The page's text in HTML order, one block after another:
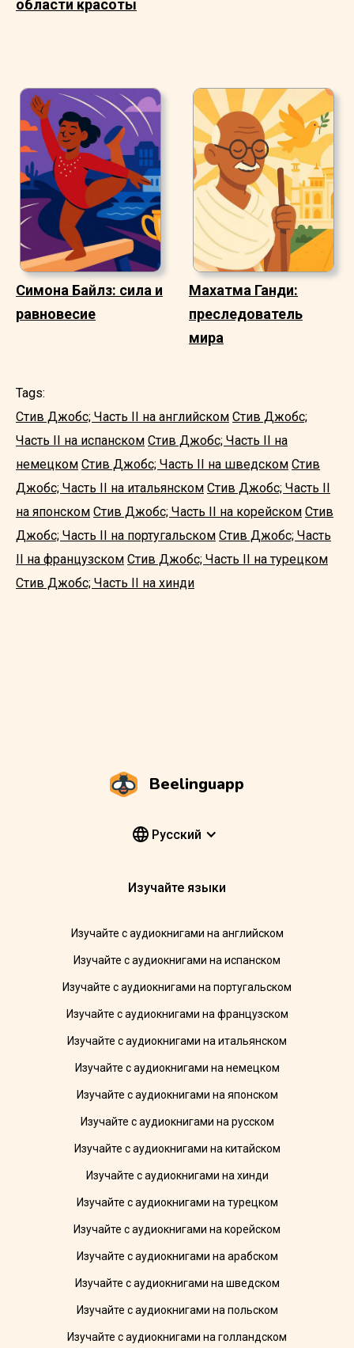
области красоты
Симона Байлз: сила и
равновесие
Махатма Ганди:
преследователь
мира
Tags:
Стив Джобс; Часть II на английском Стив Джобс;
Часть II на испанском Стив Джобс; Часть II на
немецком Стив Джобс; Часть II на шведском Стив
Джобс; Часть II на итальянском Стив Джобс; Часть II
на японском Стив Джобс; Часть II на корейском Стив
Джобс; Часть II на португальском Стив Джобс; Часть
II на французском Стив Джобс; Часть II на турецком
Стив Джобс; Часть II на хинди
Beelinguapp
Pусский
Изучайте языки
Изучайте с аудиокнигами на английском
Изучайте с аудиокнигами на испанском
Изучайте с аудиокнигами на португальском
Изучайте с аудиокнигами на французском
Изучайте с аудиокнигами на итальянском
Изучайте с аудиокнигами на немецком
Изучайте с аудиокнигами на японском
Изучайте с аудиокнигами на русском
Изучайте с аудиокнигами на китайском
Изучайте с аудиокнигами на хинди
Изучайте с аудиокнигами на турецком
Изучайте с аудиокнигами на корейском
Изучайте с аудиокнигами на арабском
Изучайте с аудиокнигами на шведском
Изучайте с аудиокнигами на польском
Изучайте с аудиокнигами на голландском